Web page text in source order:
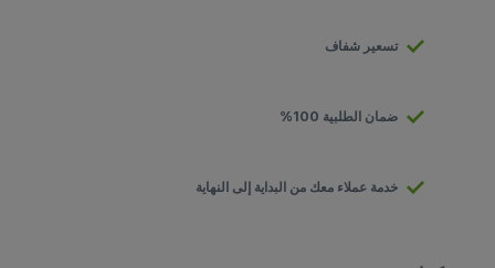
تسعير شفاف
ضمان الطلبية 100%
خدمة عملاء معك من البداية إلى النهاية